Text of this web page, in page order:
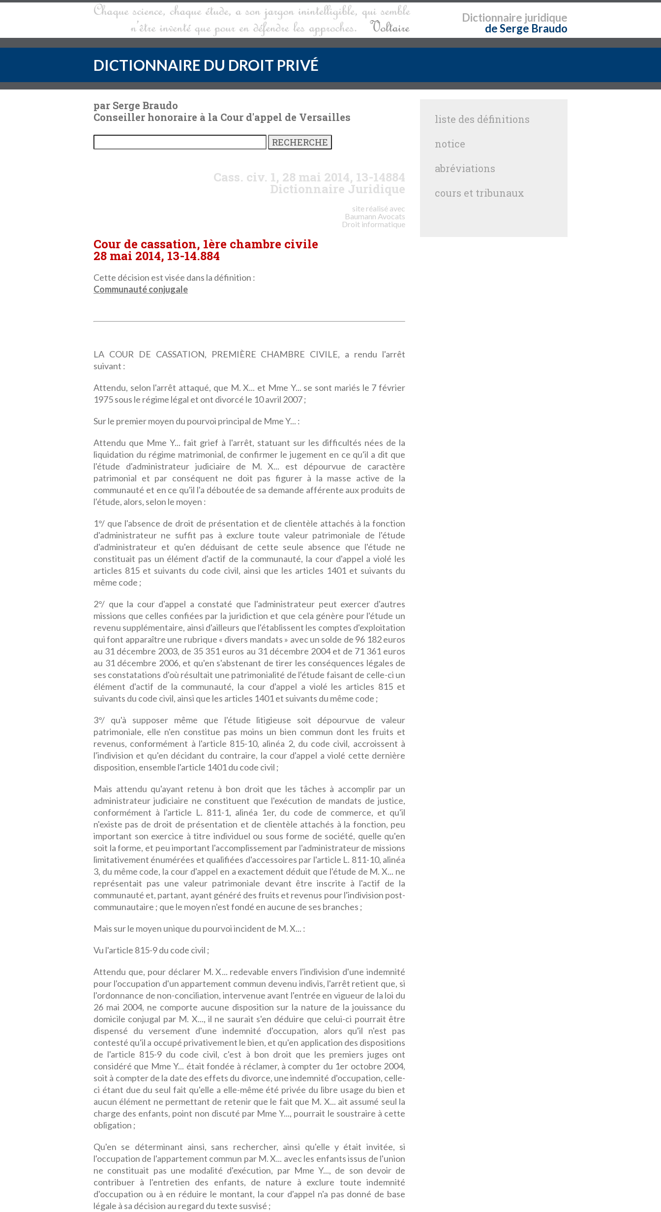
Dictionnaire juridique
de Serge Braudo
DICTIONNAIRE DU DROIT PRIVÉ
par Serge Braudo
Conseiller honoraire à la Cour d'appel de Versailles
Cass. civ. 1, 28 mai 2014, 13-14884
Dictionnaire Juridique
site réalisé avec
Baumann Avocats
Droit informatique
Cour de cassation, 1ère chambre civile
28 mai 2014, 13-14.884
Cette décision est visée dans la définition :
Communauté conjugale
LA COUR DE CASSATION, PREMIÈRE CHAMBRE CIVILE, a rendu l'arrêt
suivant :
Attendu, selon l'arrêt attaqué, que M. X... et Mme Y... se sont mariés le 7 février
1975 sous le régime légal et ont divorcé le 10 avril 2007 ;
Sur le premier moyen du pourvoi principal de Mme Y... :
Attendu que Mme Y... fait grief à l'arrêt, statuant sur les difficultés nées de la
liquidation du régime matrimonial, de confirmer le jugement en ce qu'il a dit que
l'étude d'administrateur judiciaire de M. X... est dépourvue de caractère
patrimonial et par conséquent ne doit pas figurer à la masse active de la
communauté et en ce qu'il l'a déboutée de sa demande afférente aux produits de
l'étude, alors, selon le moyen :
1°/ que l'absence de droit de présentation et de clientèle attachés à la fonction
d'administrateur ne suffit pas à exclure toute valeur patrimoniale de l'étude
d'administrateur et qu'en déduisant de cette seule absence que l'étude ne
constituait pas un élément d'actif de la communauté, la cour d'appel a violé les
articles 815 et suivants du code civil, ainsi que les articles 1401 et suivants du
même code ;
2°/ que la cour d'appel a constaté que l'administrateur peut exercer d'autres
missions que celles confiées par la juridiction et que cela génère pour l'étude un
revenu supplémentaire, ainsi d'ailleurs que l'établissent les comptes d'exploitation
qui font apparaître une rubrique « divers mandats » avec un solde de 96 182 euros
au 31 décembre 2003, de 35 351 euros au 31 décembre 2004 et de 71 361 euros
au 31 décembre 2006, et qu'en s'abstenant de tirer les conséquences légales de
ses constatations d'où résultait une patrimonialité de l'étude faisant de celle-ci un
élément d'actif de la communauté, la cour d'appel a violé les articles 815 et
suivants du code civil, ainsi que les articles 1401 et suivants du même code ;
3°/ qu'à supposer même que l'étude litigieuse soit dépourvue de valeur
patrimoniale, elle n'en constitue pas moins un bien commun dont les fruits et
revenus, conformément à l'article 815-10, alinéa 2, du code civil, accroissent à
l'indivision et qu'en décidant du contraire, la cour d'appel a violé cette dernière
disposition, ensemble l'article 1401 du code civil ;
Mais attendu qu'ayant retenu à bon droit que les tâches à accomplir par un
administrateur judiciaire ne constituent que l'exécution de mandats de justice,
conformément à l'article L. 811-1, alinéa 1er, du code de commerce, et qu'il
n'existe pas de droit de présentation et de clientèle attachés à la fonction, peu
important son exercice à titre individuel ou sous forme de société, quelle qu'en
soit la forme, et peu important l'accomplissement par l'administrateur de missions
limitativement énumérées et qualifiées d'accessoires par l'article L. 811-10, alinéa
3, du même code, la cour d'appel en a exactement déduit que l'étude de M. X... ne
représentait pas une valeur patrimoniale devant être inscrite à l'actif de la
communauté et, partant, ayant généré des fruits et revenus pour l'indivision post-
communautaire ; que le moyen n'est fondé en aucune de ses branches ;
Mais sur le moyen unique du pourvoi incident de M. X... :
Vu l'article 815-9 du code civil ;
Attendu que, pour déclarer M. X... redevable envers l'indivision d'une indemnité
pour l'occupation d'un appartement commun devenu indivis, l'arrêt retient que, si
l'ordonnance de non-conciliation, intervenue avant l'entrée en vigueur de la loi du
26 mai 2004, ne comporte aucune disposition sur la nature de la jouissance du
domicile conjugal par M. X..., il ne saurait s'en déduire que celui-ci pourrait être
dispensé du versement d'une indemnité d'occupation, alors qu'il n'est pas
contesté qu'il a occupé privativement le bien, et qu'en application des dispositions
de l'article 815-9 du code civil, c'est à bon droit que les premiers juges ont
considéré que Mme Y... était fondée à réclamer, à compter du 1er octobre 2004,
soit à compter de la date des effets du divorce, une indemnité d'occupation, celle-
ci étant due du seul fait qu'elle a elle-même été privée du libre usage du bien et
aucun élément ne permettant de retenir que le fait que M. X... ait assumé seul la
charge des enfants, point non discuté par Mme Y..., pourrait le soustraire à cette
obligation ;
Qu'en se déterminant ainsi, sans rechercher, ainsi qu'elle y était invitée, si
l'occupation de l'appartement commun par M. X... avec les enfants issus de l'union
ne constituait pas une modalité d'exécution, par Mme Y..., de son devoir de
contribuer à l'entretien des enfants, de nature à exclure toute indemnité
d'occupation ou à en réduire le montant, la cour d'appel n'a pas donné de base
légale à sa décision au regard du texte susvisé ;
liste des définitions
notice
abréviations
cours et tribunaux